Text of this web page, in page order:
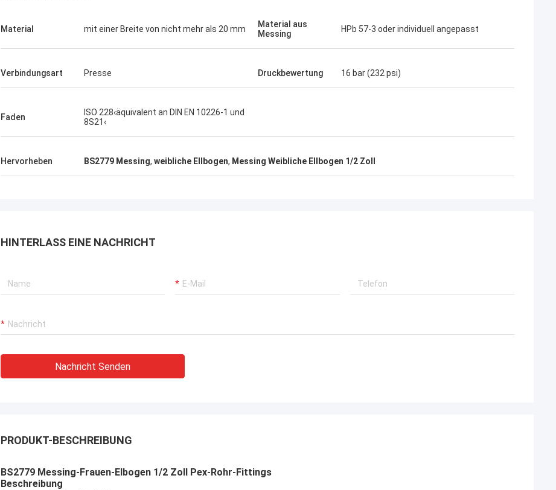
Material mit einer Breite von nicht mehr als 20 mm
Material aus
Messing
HPb 57-3 oder individuell angepasst
Verbindungsart Presse Druckbewertung 16 bar (232 psi)
Faden
ISO 228‹äquivalent an DIN EN 10226-1 und
8S21‹
Hervorheben BS2779 Messing, weibliche Ellbogen, Messing Weibliche Ellbogen 1/2 Zoll
HINTERLASS EINE NACHRICHT
Nachricht Senden
PRODUKT-BESCHREIBUNG
BS2779 Messing-Frauen-Elbogen 1/2 Zoll Pex-Rohr-Fittings
Beschreibung